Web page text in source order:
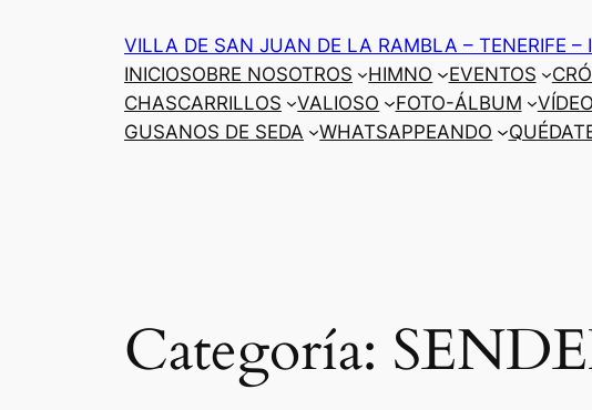
VILLA DE SAN JUAN DE LA RAMBLA – TENERIFE –
INICIOSOBRE NOSOTROS HIMNO EVENTOS
CHASCARRILLOS
VALIOSO FOTO-ÁLBUM
GUSANOS DE SEDA
WHATSAPPEANDO
Categoría: